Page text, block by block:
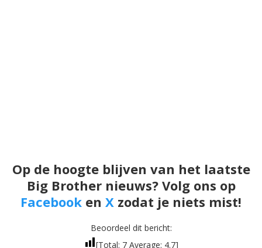
Op de hoogte blijven van het laatste
Big Brother nieuws? Volg ons op
Facebook en X zodat je niets mist!
Beoordeel dit bericht:
[Total: 7Average: 4.7]